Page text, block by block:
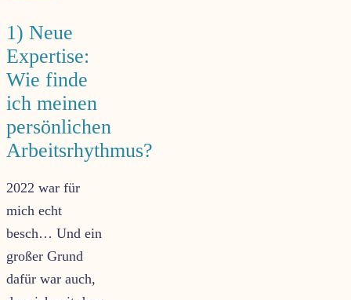
1) Neue
Expertise:
Wie finde
ich meinen
persönlichen
Arbeitsrhythmus?
2022 war für
mich echt
besch… Und ein
großer Grund
dafür war auch,